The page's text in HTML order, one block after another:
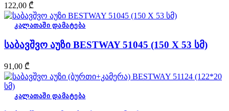
122,00 ₾
კალათაში დამატება
საბავშვო აუზი BESTWAY 51045 (150 X 53 სმ)
91,00 ₾
კალათაში დამატება